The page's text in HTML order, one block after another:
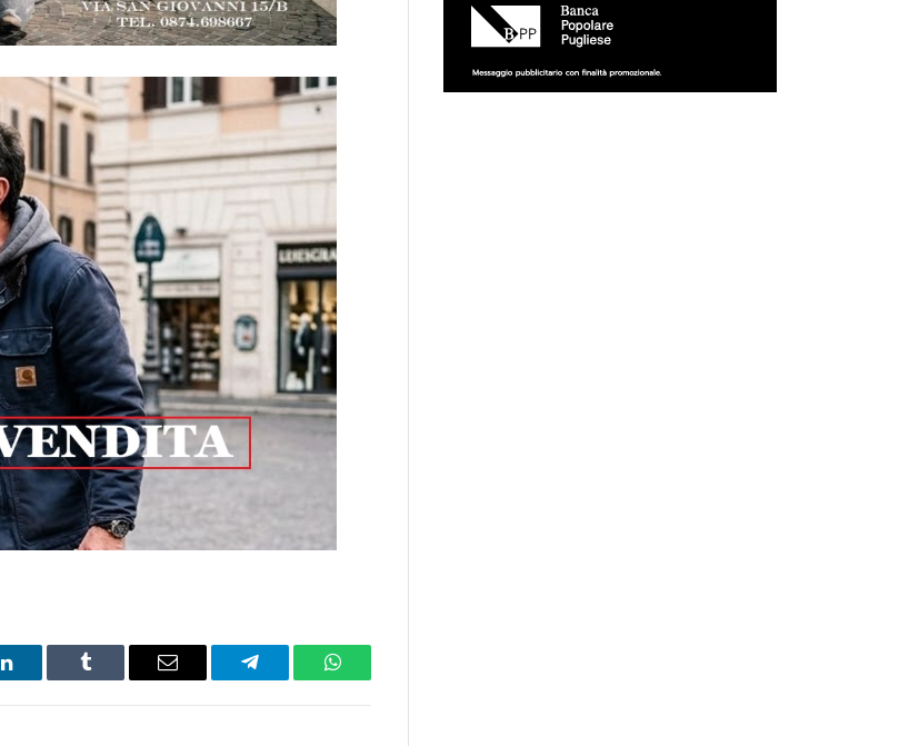
LinkedIn Tumblr Email Telegram WhatsApp